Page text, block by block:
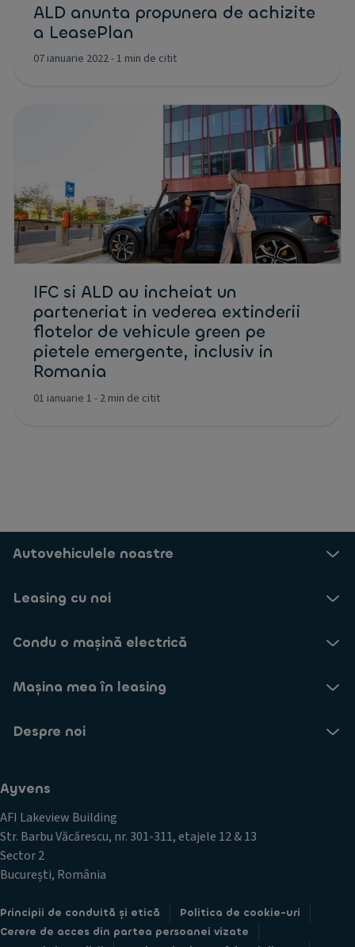
ALD anunta propunera de achizite
a LeasePlan
07 ianuarie 2022- 1 min de citit
IFC si ALD au incheiat un
parteneriat in vederea extinderii
flotelor de vehicule green pe
pietele emergente, inclusiv in
Romania
01 ianuarie 1 - 2 min de citit
Autovehiculele noastre
Leasing cu noi
Condu o mașină electrică
Mașina mea în leasing
Despre noi
Ayvens
AFI Lakeview Building
Str. Barbu Văcărescu, nr. 301-311, etajele 12 & 13
Sector 2
București, România
Principii de conduită și etică
Politica de cookie-uri
Cerere de acces din partea persoanei vizate